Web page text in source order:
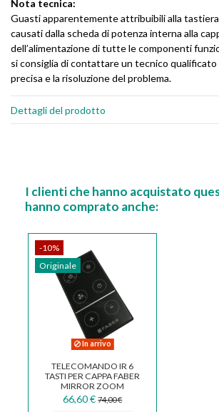
Nota tecnica:
Guasti apparentemente attribuibili alla
causati dalla scheda di potenza interna alla
dell’alimentazione di tutte le componenti
si consiglia di contattare un tecnico qualificato
precisa e la risoluzione del problema.
Dettagli del prodotto
I clienti che hanno acquistato
hanno comprato anche:
-10%
Originale
In arrivo
TELECOMANDO IR 6
TASTI PER CAPPA FABER
MIRROR ZOOM
133.0180.074
66,60 € 74,00 €